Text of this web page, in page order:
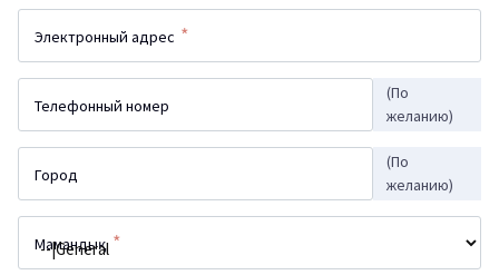
Электронный адрес *
Телефонный номер
(По
желанию)
Город
(По
желанию)
Мамандық *